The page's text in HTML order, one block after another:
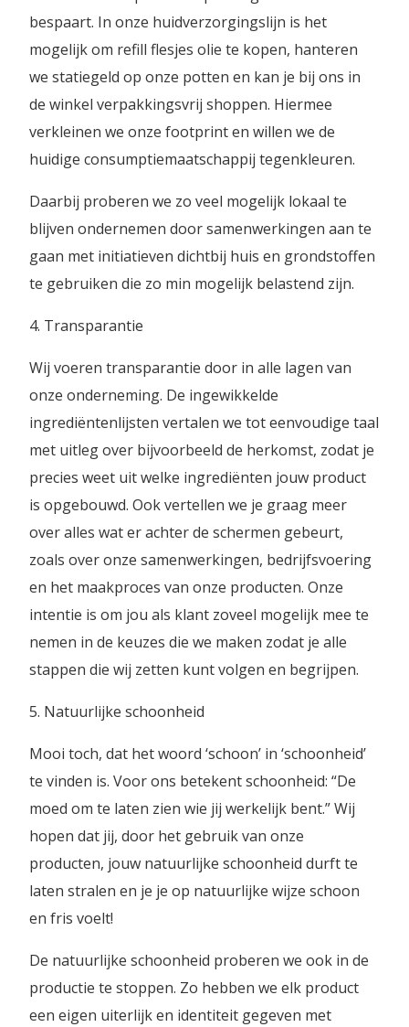
bespaart. In onze huidverzorgingslijn is het
mogelijk om refill flesjes olie te kopen, hanteren
we statiegeld op onze potten en kan je bij ons in
de winkel verpakkingsvrij shoppen. Hiermee
verkleinen we onze footprint en willen we de
huidige consumptiemaatschappij tegenkleuren.
Daarbij proberen we zo veel mogelijk lokaal te
blijven ondernemen door samenwerkingen aan te
gaan met initiatieven dichtbij huis en grondstoffen
te gebruiken die zo min mogelijk belastend zijn.
4. Transparantie
Wij voeren transparantie door in alle lagen van
onze onderneming. De ingewikkelde
ingrediëntenlijsten vertalen we tot eenvoudige taal
met uitleg over bijvoorbeeld de herkomst, zodat je
precies weet uit welke ingrediënten jouw product
is opgebouwd. Ook vertellen we je graag meer
over alles wat er achter de schermen gebeurt,
zoals over onze samenwerkingen, bedrijfsvoering
en het maakproces van onze producten. Onze
intentie is om jou als klant zoveel mogelijk mee te
nemen in de keuzes die we maken zodat je alle
stappen die wij zetten kunt volgen en begrijpen.
5. Natuurlijke schoonheid
Mooi toch, dat het woord ‘schoon’ in ‘schoonheid’
te vinden is. Voor ons betekent schoonheid: “De
moed om te laten zien wie jij werkelijk bent.” Wij
hopen dat jij, door het gebruik van onze
producten, jouw natuurlijke schoonheid durft te
laten stralen en je je op natuurlijke wijze schoon
en fris voelt!
De natuurlijke schoonheid proberen we ook in de
productie te stoppen. Zo hebben we elk product
een eigen uiterlijk en identiteit gegeven met